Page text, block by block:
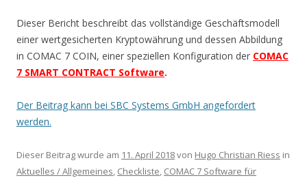
Dieser Bericht beschreibt das vollständige Geschäftsmodell
einer wertgesicherten Kryptowährung und dessen Abbildung
in COMAC 7 COIN, einer speziellen Konfiguration der COMAC
7 SMART CONTRACT Software.
Der Beitrag kann bei SBC Systems GmbH angefordert
werden.
Dieser Beitrag wurde am 11. April 2018von Hugo Christian Riess in
Aktuelles / Allgemeines, Checkliste, COMAC 7 Software für